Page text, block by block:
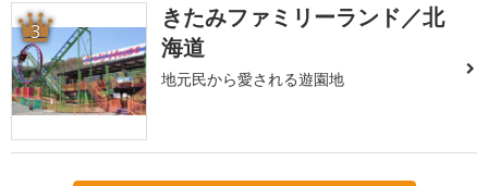
3
きたみファミリーランド／北
海道
地元民から愛される遊園地